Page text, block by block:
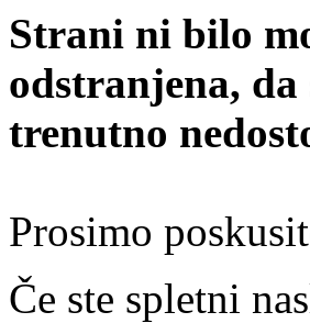
Strani ni bilo
odstranjena,
trenutno
Prosimo
Če ste spletni